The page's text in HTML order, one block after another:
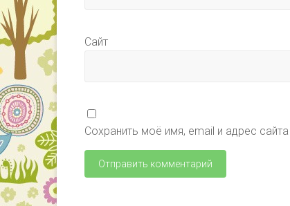
Сайт
Сохранить моё имя, email и адрес